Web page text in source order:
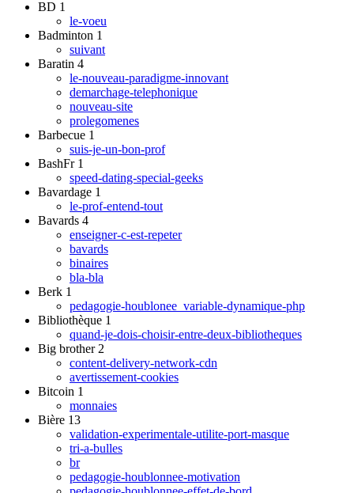
BD 1
le-voeu
Badminton 1
suivant
Baratin 4
le-nouveau-paradigme-innovant
demarchage-telephonique
nouveau-site
prolegomenes
Barbecue 1
suis-je-un-bon-prof
BashFr 1
speed-dating-special-geeks
Bavardage 1
le-prof-entend-tout
Bavards 4
enseigner-c-est-repeter
bavards
binaires
bla-bla
Berk 1
pedagogie-houblonee_variable-dynamique-php
Bibliothèque 1
quand-je-dois-choisir-entre-deux-bibliotheques
Big brother 2
content-delivery-network-cdn
avertissement-cookies
Bitcoin 1
monnaies
Bière 13
validation-experimentale-utilite-port-masque
tri-a-bulles
br
pedagogie-houblonnee-motivation